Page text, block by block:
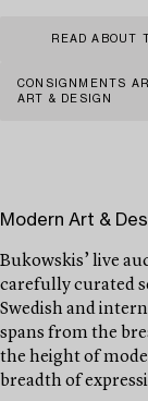
READ ABOUT
CONSIGNMENTS
ART & DESIGN
Modern Art &
Bukowskis’ live
carefully curated
Swedish and
spans from the
the height of
breadth of